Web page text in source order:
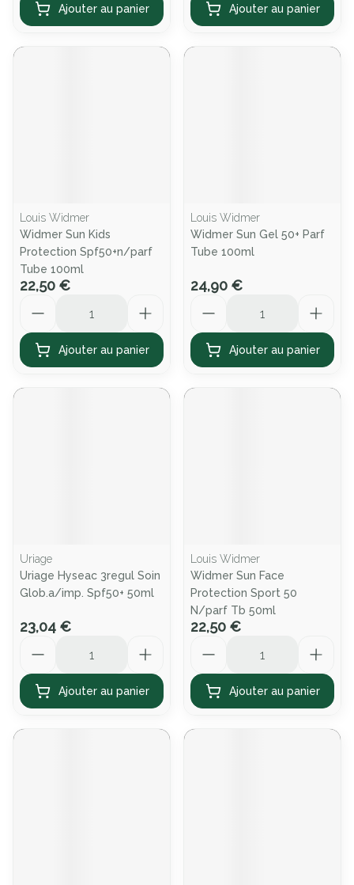
Ajouter au panier Ajouter au panier
Louis Widmer
Widmer Sun Kids
Protection Spf50+n/parf
Tube 100ml
22,50 €
Ajouter au panier
Louis Widmer
Widmer Sun Gel 50+ Parf
Tube 100ml
24,90 €
Ajouter au panier
Uriage
Uriage Hyseac 3regul Soin
Glob.a/imp. Spf50+ 50ml
23,04 €
Ajouter au panier
Louis Widmer
Widmer Sun Face
Protection Sport 50
N/parf Tb 50ml
22,50 €
Ajouter au panier